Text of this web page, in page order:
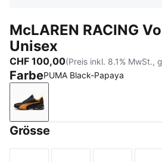
McLAREN RACING
Unisex
CHF 100,00(Preis inkl. 8.1% MwSt.,
FarbePUMA Black-Papaya
PUMA Black-Papaya
Grösse